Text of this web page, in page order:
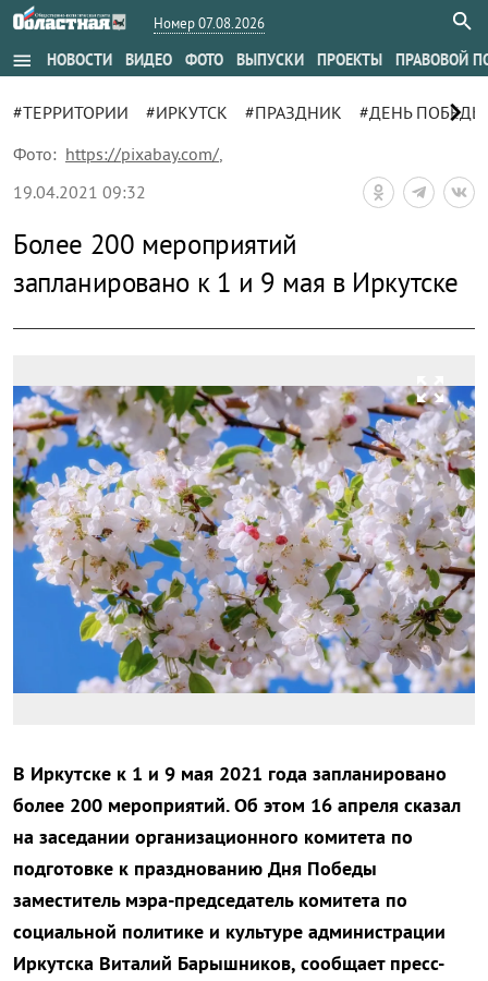
Номер 07.08.2026
menu НОВОСТИ ВИДЕО ФОТО ВЫПУСКИ ПРОЕКТЫ ПРАВОВОЙ
#ТЕРРИТОРИИ #ИРКУТСК #ПРАЗДНИК #ДЕНЬ ПОБЕДЫ
chevron_right
Фото: https://pixabay.com/,
19.04.2021 09:32
Более 200 мероприятий
запланировано к 1 и 9 мая в Иркутске
zoom_out_map
В Иркутске к 1 и 9 мая 2021 года запланировано
более 200 мероприятий. Об этом 16 апреля сказал
на заседании организационного комитета по
подготовке к празднованию Дня Победы
заместитель мэра-председатель комитета по
социальной политике и культуре администрации
Иркутска Виталий Барышников, сообщает пресс-